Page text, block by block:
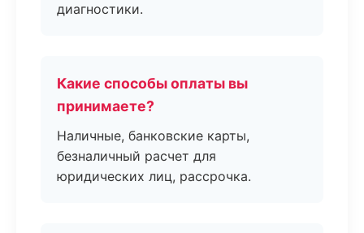
диагностики.
Какие способы оплаты вы
принимаете?
Наличные, банковские карты,
безналичный расчет для
юридических лиц, рассрочка.